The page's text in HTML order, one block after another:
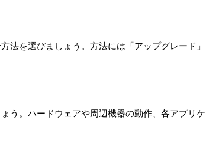
法を選びましょう。方法には「アップグレード」
う。ハードウェアや周辺機器の動作、各アプリケ